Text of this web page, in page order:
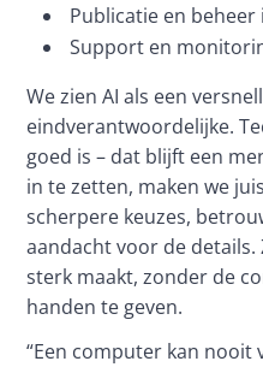
Publicatie en beheer
Support en
We zien AI als een
eindverantwoordelijke.
goed is – dat blijft een
in te zetten, maken we
scherpere keuzes,
aandacht voor de
sterk maakt, zonder de
handen te geven.
“Een computer kan